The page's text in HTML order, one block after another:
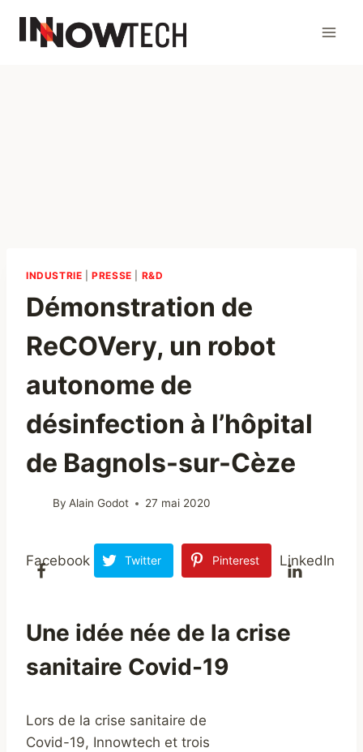
INDUSTRIE |PRESSE R&D
Démonstration de
ReCOVery, un robot
autonome de
désinfection à l’hôpital
de Bagnols-sur-Cèze
By Alain Godot 27 mai 2020
Facebook Twitter Pinterest LinkedIn
Une idée née de la crise
sanitaire Covid-19
Lors de la crise sanitaire de
Covid-19, Innowtech et trois